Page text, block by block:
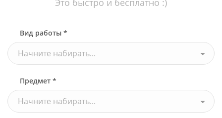
Это быстро и бесплатно :)
Вид работы *
Начните набирать...
Предмет *
Начните набирать...